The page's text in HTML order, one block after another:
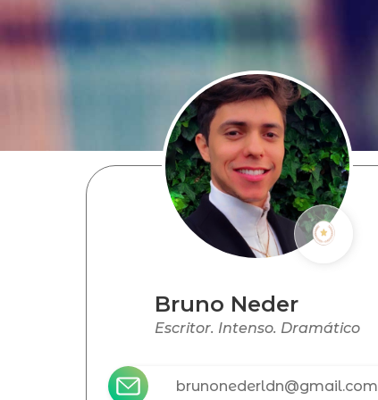
Bruno Neder
Escritor. Intenso. Dramático
brunonederldn@gmail.com